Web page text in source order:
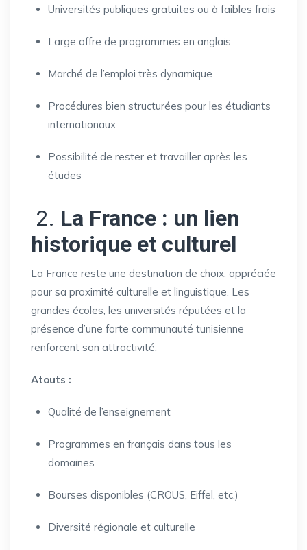
Universités publiques gratuites ou à faibles frais
Large offre de programmes en anglais
Marché de l’emploi très dynamique
Procédures bien structurées pour les étudiants
internationaux
Possibilité de rester et travailler après les
études
2. La France : un lien
historique et culturel
La France reste une destination de choix, appréciée
pour sa proximité culturelle et linguistique. Les
grandes écoles, les universités réputées et la
présence d’une forte communauté tunisienne
renforcent son attractivité.
Atouts :
Qualité de l’enseignement
Programmes en français dans tous les
domaines
Bourses disponibles (CROUS, Eiffel, etc.)
Diversité régionale et culturelle